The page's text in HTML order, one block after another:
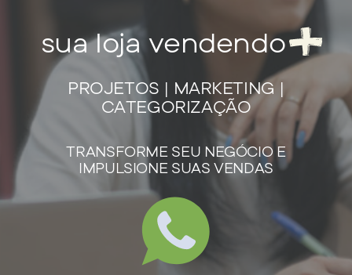
sua loja vendendo
PROJETOS | MARKETING |
CATEGORIZAÇÃO
TRANSFORME SEU NEGÓCIO E
IMPULSIONE SUAS VENDAS